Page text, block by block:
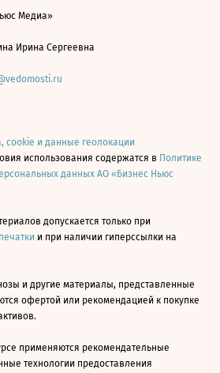
Медиа»
Ирина Сергеевна
cookie и данные геолокации
использования содержатся в Политике
данных АО «Бизнес Ньюс
допускается только при
и при наличии гиперссылки на
и другие материалы, представленные
офертой или рекомендацией к покупке
применяются рекомендательные
технологии предоставления